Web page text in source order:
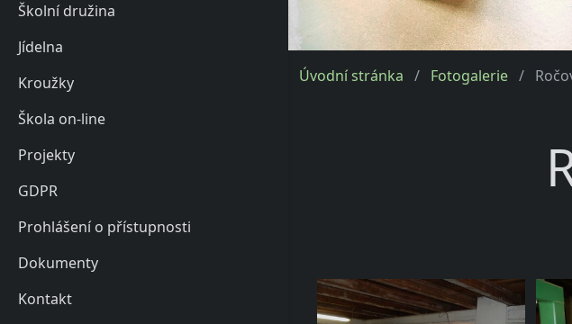
Poradenské služby školy
Školní družina
Jídelna
Kroužky
Škola on-line
Projekty
GDPR
Prohlášení o přístupnosti
Dokumenty
Kontakt
Úvodní stránka Fotogalerie